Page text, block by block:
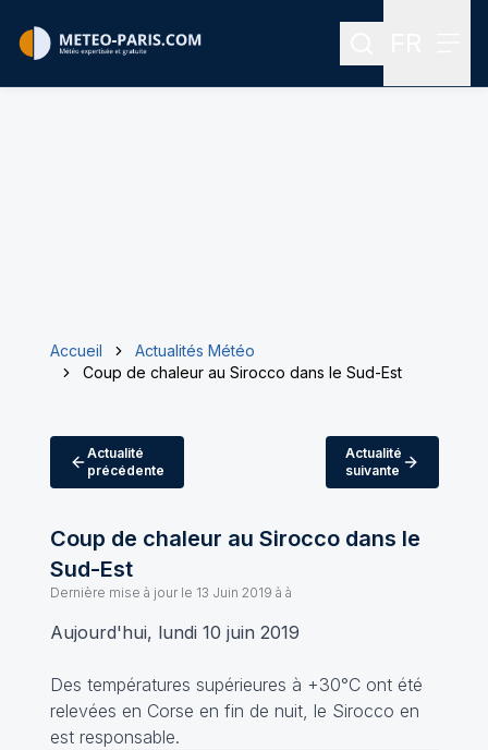
Rechercher
Accueil
Actualités Météo
Coup de chaleur au Sirocco dans le Sud-Est
Actualité
précédente
Actualité
suivante
Coup de chaleur au Sirocco dans le
Sud-Est
Dernière mise à jour le 13 Juin 2019 à à
Aujourd'hui, lundi 10 juin 2019
Des températures supérieures à +30°C ont été
relevées en Corse en fin de nuit, le Sirocco en
est responsable.